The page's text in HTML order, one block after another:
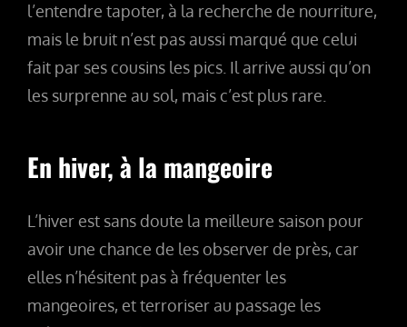
l’entendre tapoter, à la recherche de nourriture,
mais le bruit n’est pas aussi marqué que celui
fait par ses cousins les pics. Il arrive aussi qu’on
les surprenne au sol, mais c’est plus rare.
En hiver, à la mangeoire
L’hiver est sans doute la meilleure saison pour
avoir une chance de les observer de près, car
elles n’hésitent pas à fréquenter les
mangeoires, et terroriser au passage les